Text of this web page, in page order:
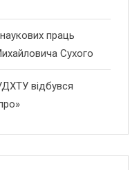
праць
Сухого
відбувся